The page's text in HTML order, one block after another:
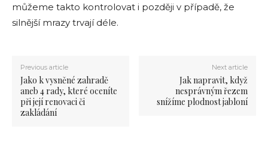
můžeme takto kontrolovat i později v případě, že
silnější mrazy trvají déle.
Previous article
Jako k vysněné zahradě
aneb 4 rady, které oceníte
při její renovaci či
zakládání
Next article
Jak napravit, když
nesprávným řezem
snížíme plodnost jabloní